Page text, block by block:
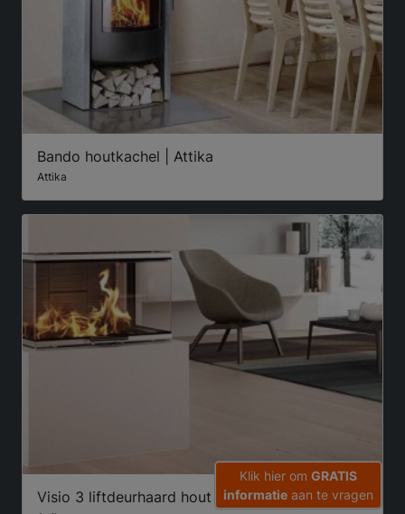
Bando houtkachel | Attika
Attika
Visio 3 liftdeurhaard hout | Attika
Klik hier om GRATIS
informatie aan te vragen